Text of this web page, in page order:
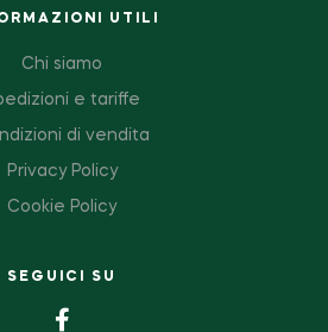
UTILI
Chi siamo
e tariffe
di vendita
Privacy Policy
Cookie Policy
SEGUICI SU